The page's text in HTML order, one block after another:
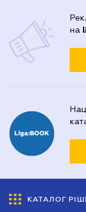
на
КАТАЛОГ